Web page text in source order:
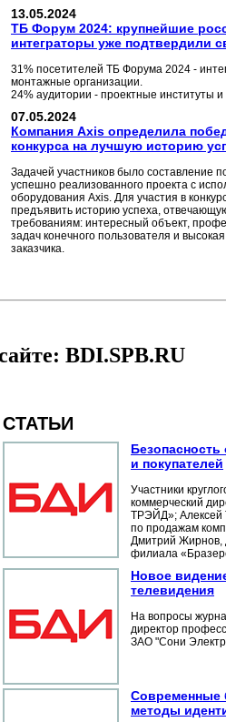
13.05.2024
ТБ Форум 2024: крупнейшие
интеграторы уже подтвердили
31% посетителей ТБ Форума 2024 -
монтажные организации.
24% аудитории - проектные институты и
07.05.2024
Компания Axis определила
конкурса на лучшую историю
Задачей участников было составление
успешно реализованного проекта с
оборудования Axis. Для участия в
предъявить историю успеха,
требованиям: интересный объект,
задач конечного пользователя и
заказчика.
BDI.SPB.RU
СТАТЬИ
Безопасность
и покупателей
Участники
коммерческий
ТРЭЙД»; Алексей
по продажам
Дмитрий Жирнов,
филиала
Новое
телевидения
На вопросы
директор
ЗАО "Сони
Современные
методы